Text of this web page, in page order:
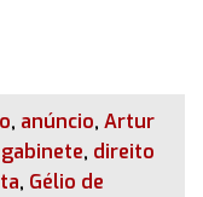
, anúncio, Artur
, direito
, Gélio de